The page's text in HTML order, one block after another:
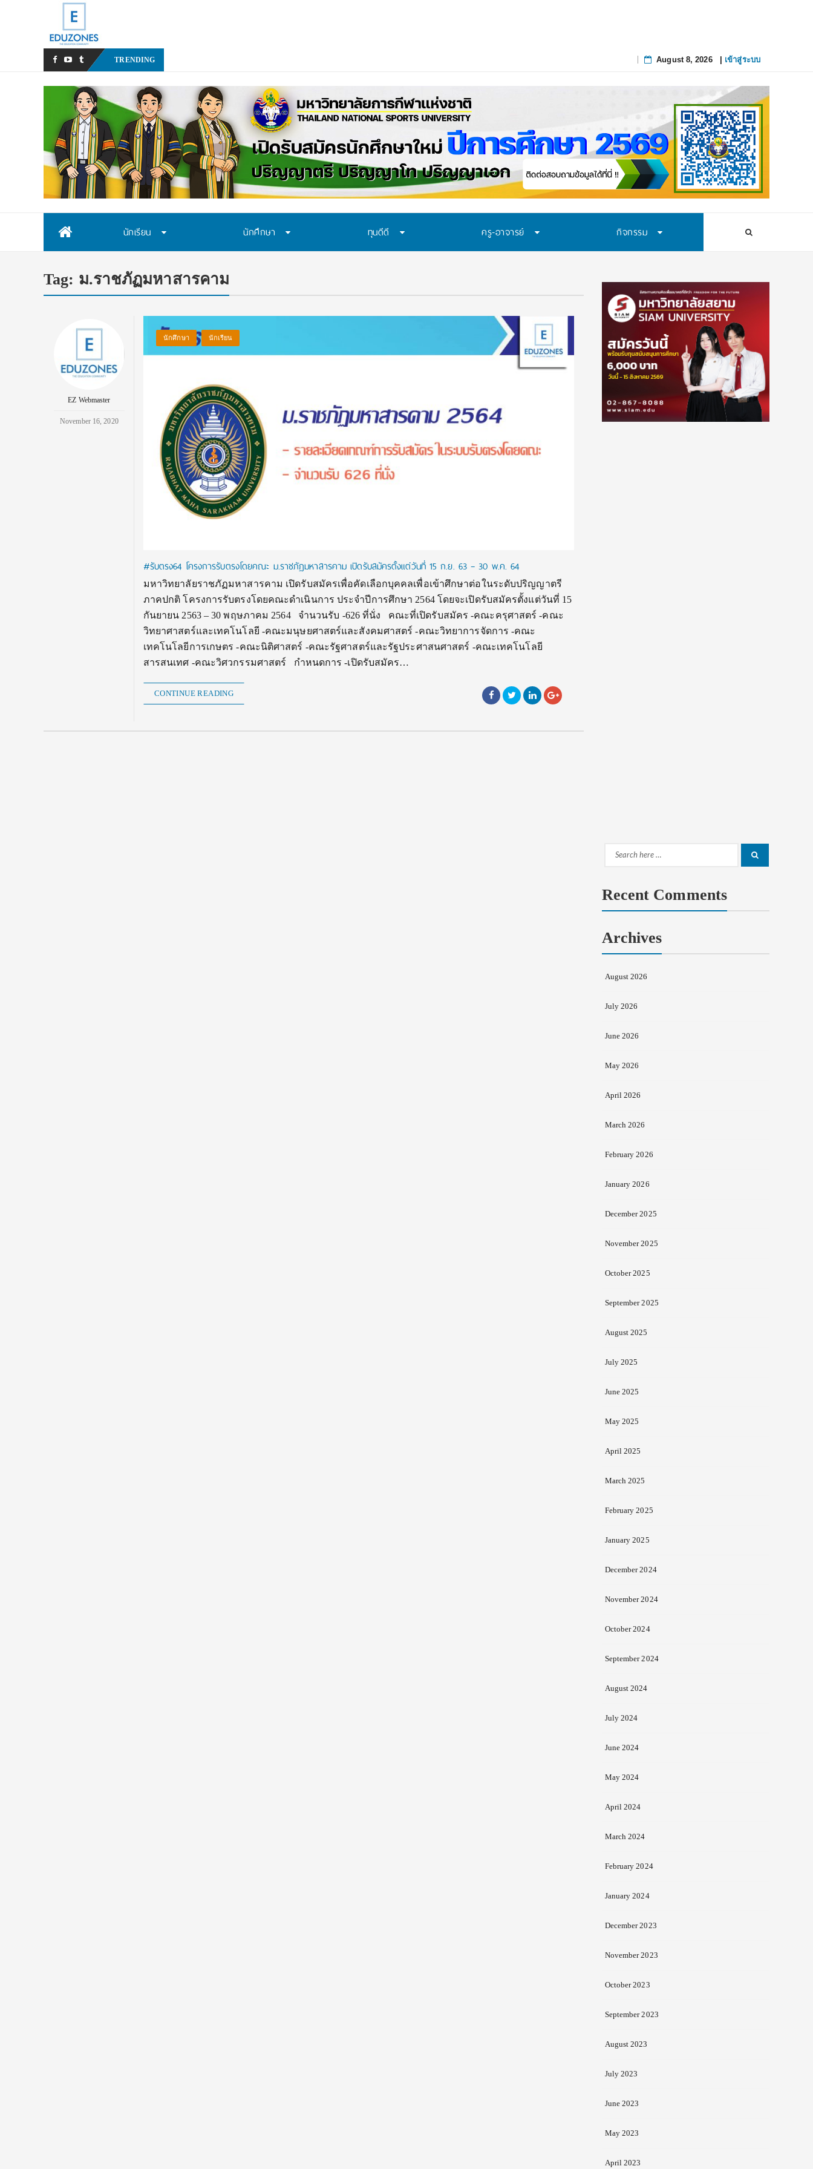
TRENDING August 8, 2026| เข้าสู่ระบบ
นักเรียน นักศึกษา ทุนดีดี ครู-อาจารย์ กิจกรรม
Tag: ม.ราชภัฏมหาสารคาม
EZ Webmaster
November 16, 2020
นักศึกษา นักเรียน
#รับตรง64 โครงการรับตรงโดยคณะ ม.ราชภัฏมหาสารคาม เปิดรับสมัครตั้งแต่วันที่ 15 ก.ย. 63 – 30 พ.ค. 64
มหาวิทยาลัยราชภัฏมหาสารคาม เปิดรับสมัครเพื่อคัดเลือกบุคคลเพื่อเข้าศึกษาต่อในระดับปริญญาตรี
ภาคปกติ โครงการรับตรงโดยคณะดำเนินการ ประจำปีการศึกษา 2564 โดยจะเปิดรับสมัครตั้งแต่วันที่ 15
กันยายน 2563 – 30 พฤษภาคม 2564 จำนวนรับ -626 ที่นั่ง คณะที่เปิดรับสมัคร -คณะครุศาสตร์ -คณะ
วิทยาศาสตร์และเทคโนโลยี -คณะมนุษยศาสตร์และสังคมศาสตร์ -คณะวิทยาการจัดการ -คณะ
เทคโนโลยีการเกษตร -คณะนิติศาสตร์ -คณะรัฐศาสตร์และรัฐประศาสนศาสตร์ -คณะเทคโนโลยี
สารสนเทศ -คณะวิศวกรรมศาสตร์ กำหนดการ -เปิดรับสมัคร…
CONTINUE READING
Search
Recent Comments
Archives
August 2026
July 2026
June 2026
May 2026
April 2026
March 2026
February 2026
January 2026
December 2025
November 2025
October 2025
September 2025
August 2025
July 2025
June 2025
May 2025
April 2025
March 2025
February 2025
January 2025
December 2024
November 2024
October 2024
September 2024
August 2024
July 2024
June 2024
May 2024
April 2024
March 2024
February 2024
January 2024
December 2023
November 2023
October 2023
September 2023
August 2023
July 2023
June 2023
May 2023
April 2023